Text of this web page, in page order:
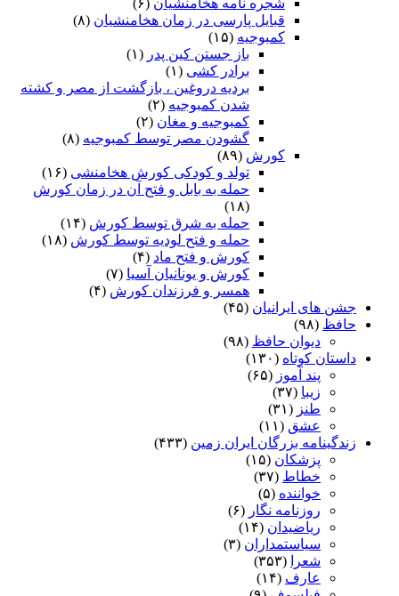
شجره نامه هخامنشیان (۶)
قبایل پارسی در زمان هخامنشیان (۸)
کمبوجیه (۱۵)
باز جستن کین پدر (۱)
برادر کشی (۱)
بردیه دروغین ، بازگشت از مصر و کشته
شدن کمبوجیه (۲)
کمبوجیه و مغان (۲)
گشودن مصر توسط کمبوجیه (۸)
کورش (۸۹)
تولد و کودکی کورش هخامنشی (۱۶)
حمله به بابل و فتح آن در زمان کورش
(۱۸)
حمله به شرق توسط کورش (۱۴)
حمله و فتح لودیه توسط کورش (۱۸)
کورش و فتح ماد (۴)
کورش و یونانیان آسیا (۷)
همسر و فرزندان کورش (۴)
جشن های ایرانیان (۴۵)
حافظ (۹۸)
دیوان حافظ (۹۸)
داستان کوتاه (۱۳۰)
پند آموز (۶۵)
زیبا (۳۷)
طنز (۳۱)
عشق (۱۱)
زندگینامه بزرگان ایران زمین (۴۳۳)
پزشکان (۱۵)
خطاط (۳۷)
خواننده (۵)
روزنامه نگار (۶)
ریاضیدان (۱۴)
سیاستمداران (۳)
شعرا
(۳۵۳)
عارف (۱۴)